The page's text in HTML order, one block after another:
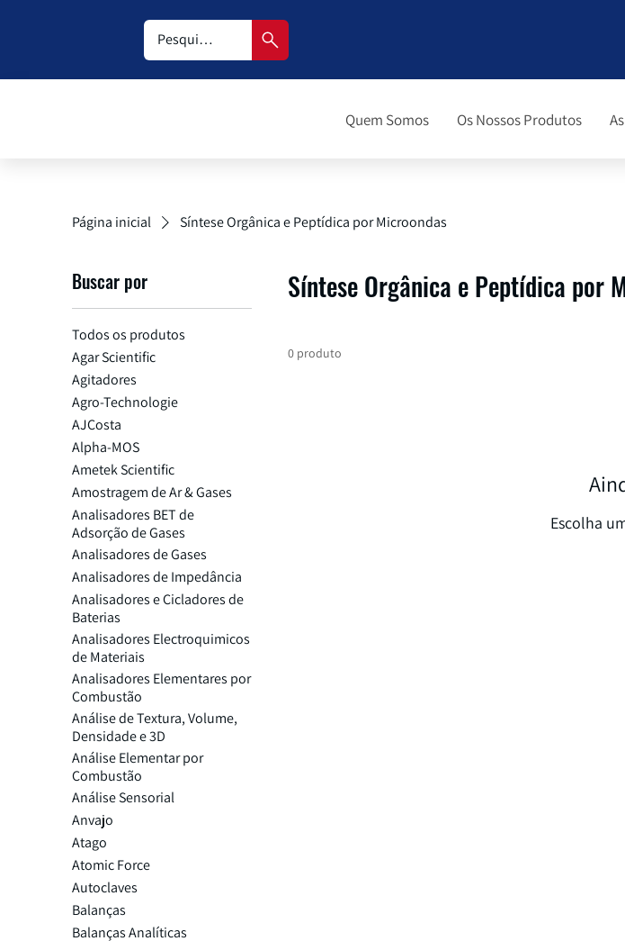
Quem Somos Os Nossos Produtos
Página inicial Síntese Orgânica e Peptídica por Microondas
Buscar por
Todos os produtos
Agar Scientific
Agitadores
Agro-Technologie
AJCosta
Alpha-MOS
Ametek Scientific
Amostragem de Ar & Gases
Analisadores BET de
Adsorção de Gases
Analisadores de Gases
Analisadores de Impedância
Analisadores e Cicladores de
Baterias
Analisadores Electroquimicos
de Materiais
Analisadores Elementares por
Combustão
Análise de Textura, Volume,
Densidade e 3D
Análise Elementar por
Combustão
Análise Sensorial
Anvajo
Atago
Atomic Force
Autoclaves
Balanças
Balanças Analíticas
Síntese Orgânica e Peptídica por
0 produto
Escolha